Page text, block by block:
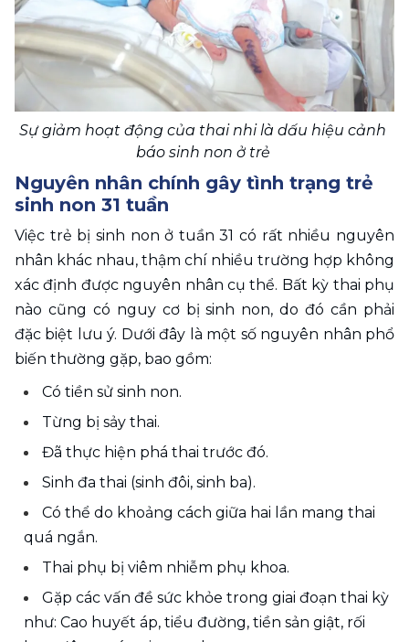
Sự giảm hoạt động của thai nhi là dấu hiệu cảnh
báo sinh non ở trẻ
Nguyên nhân chính gây tình trạng trẻ
sinh non 31 tuần
Việc trẻ bị sinh non ở tuần 31 có rất nhiều nguyên
nhân khác nhau, thậm chí nhiều trường hợp không
xác định được nguyên nhân cụ thể. Bất kỳ thai phụ
nào cũng có nguy cơ bị sinh non, do đó cần phải
đặc biệt lưu ý. Dưới đây là một số nguyên nhân phổ
biến thường gặp, bao gồm:
Có tiền sử sinh non.
Từng bị sảy thai.
Đã thực hiện phá thai trước đó.
Sinh đa thai (sinh đôi, sinh ba).
Có thể do khoảng cách giữa hai lần mang thai
quá ngắn.
Thai phụ bị viêm nhiễm phụ khoa.
Gặp các vấn đề sức khỏe trong giai đoạn thai kỳ
như: Cao huyết áp, tiểu đường, tiền sản giật, rối